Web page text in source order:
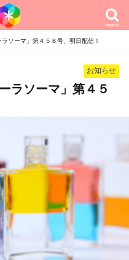
search
ソーマ」第４５８号、明日配信！
お知らせ
ラソーマ」第４５